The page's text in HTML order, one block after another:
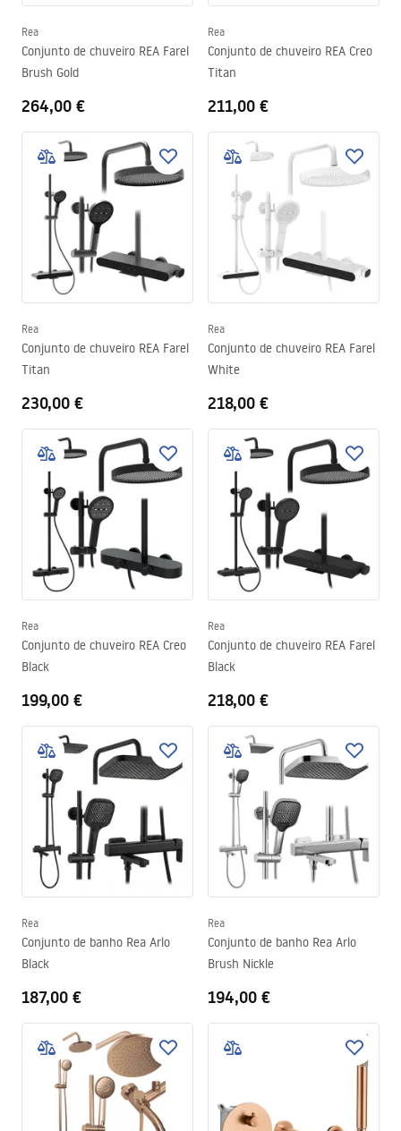
Rea
Conjunto de chuveiro REA Farel
Brush Gold
264,00 €
Rea
Conjunto de chuveiro REA Creo
Titan
211,00 €
Rea
Conjunto de chuveiro REA Farel
Titan
230,00 €
Rea
Conjunto de chuveiro REA Farel
White
218,00 €
Rea
Conjunto de chuveiro REA Creo
Black
199,00 €
Rea
Conjunto de chuveiro REA Farel
Black
218,00 €
Rea
Conjunto de banho Rea Arlo
Black
187,00 €
Rea
Conjunto de banho Rea Arlo
Brush Nickle
194,00 €